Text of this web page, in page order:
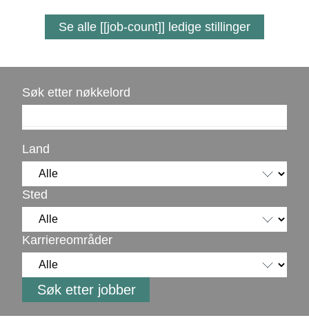
Se alle [[job-count]] ledige stillinger
Søk etter nøkkelord
Land
Sted
Karriereområder